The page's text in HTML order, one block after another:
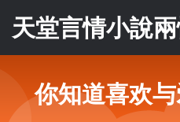
天堂言情小說
你知道喜欢